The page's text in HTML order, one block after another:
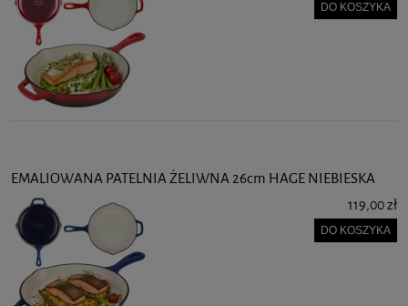
DO KOSZYKA
EMALIOWANA PATELNIA ŻELIWNA 26cm HAGE NIEBIESKA
119,00 zł
DO KOSZYKA